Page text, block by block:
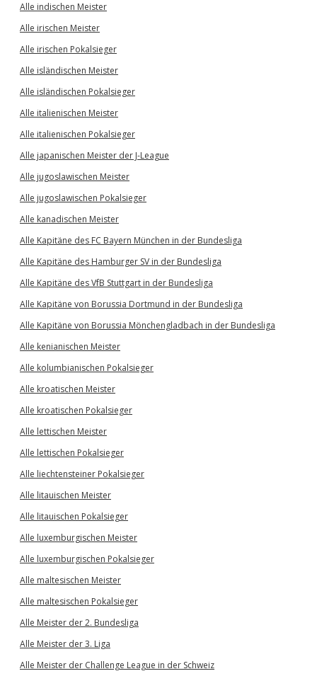
Alle indischen Meister
Alle irischen Meister
Alle irischen Pokalsieger
Alle isländischen Meister
Alle isländischen Pokalsieger
Alle italienischen Meister
Alle italienischen Pokalsieger
Alle japanischen Meister der J-League
Alle jugoslawischen Meister
Alle jugoslawischen Pokalsieger
Alle kanadischen Meister
Alle Kapitäne des FC Bayern München in der Bundesliga
Alle Kapitäne des Hamburger SV in der Bundesliga
Alle Kapitäne des VfB Stuttgart in der Bundesliga
Alle Kapitäne von Borussia Dortmund in der Bundesliga
Alle Kapitäne von Borussia Mönchengladbach in der Bundesliga
Alle kenianischen Meister
Alle kolumbianischen Pokalsieger
Alle kroatischen Meister
Alle kroatischen Pokalsieger
Alle lettischen Meister
Alle lettischen Pokalsieger
Alle liechtensteiner Pokalsieger
Alle litauischen Meister
Alle litauischen Pokalsieger
Alle luxemburgischen Meister
Alle luxemburgischen Pokalsieger
Alle maltesischen Meister
Alle maltesischen Pokalsieger
Alle Meister der 2. Bundesliga
Alle Meister der 3. Liga
Alle Meister der Challenge League in der Schweiz